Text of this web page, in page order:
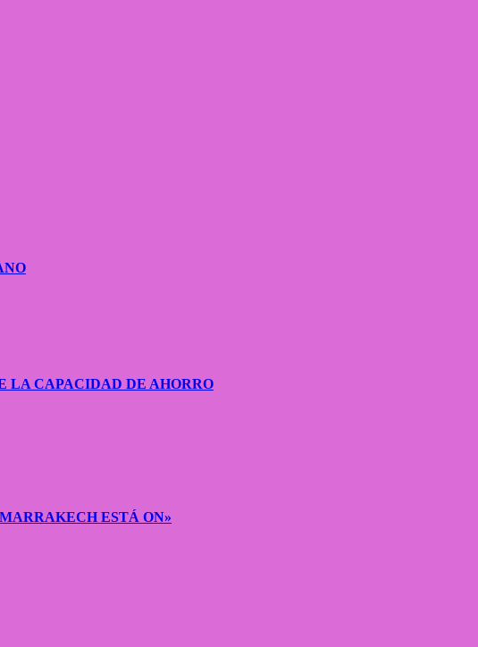
LA CAPACIDAD DE AHORRO
ESTÁ ON»